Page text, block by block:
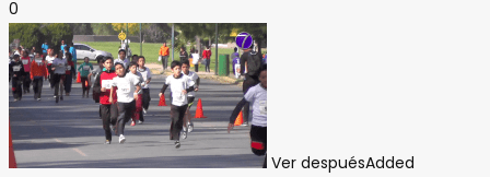
0
Ver despuésAdded